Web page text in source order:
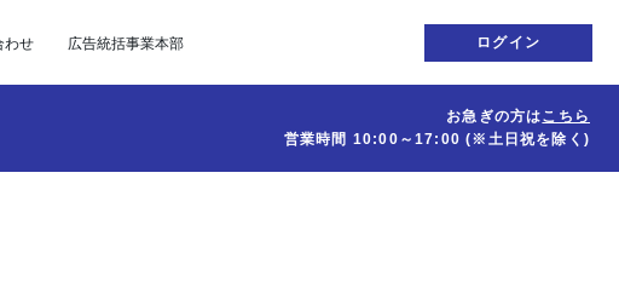
わせ 広告統括事業本部 ログイン
お急ぎの方はこちら
営業時間 10:00～17:00(※土日祝を除く)